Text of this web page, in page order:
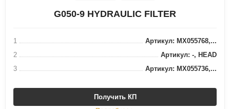
G050-9 HYDRAULIC FILTER
1
Артикул: MX055768,...
2
Артикул: -, HEAD
3
Артикул: MX055736,...
Получить КП